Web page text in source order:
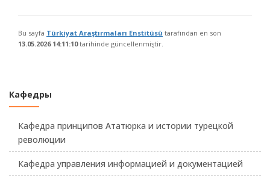
Bu sayfa Türkiyat Araştırmaları Enstitüsü tarafından en son
13.05.2026 14:11:10tarihinde güncellenmiştir.
Кафедры
Кафедра принципов Ататюрка и истории турецкой
революции
Кафедра управления информацией и документацией